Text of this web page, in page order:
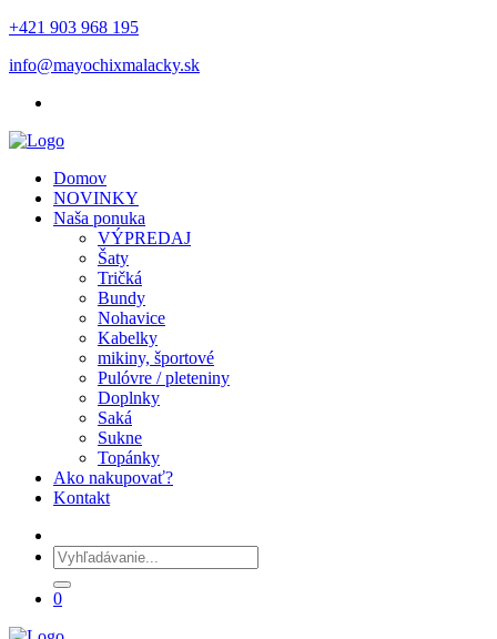
+421 903 968 195
info@mayochixmalacky.sk
Domov
NOVINKY
Naša ponuka
VÝPREDAJ
Šaty
Tričká
Bundy
Nohavice
Kabelky
mikiny, športové
Pulóvre / pleteniny
Doplnky
Saká
Sukne
Topánky
Ako nakupovať?
Kontakt
0